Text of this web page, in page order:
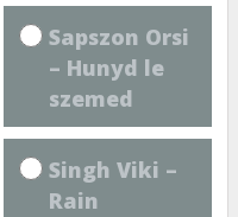
Sapszon Orsi
– Hunyd le
szemed
Singh Viki –
Rain